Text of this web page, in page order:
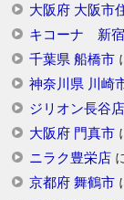
大阪府 大阪市
キコーナ 新
千葉県 船橋市
神奈川県 川崎
ジリオン長谷店
大阪府 門真市
ニラク豊栄店
京都府 舞鶴市